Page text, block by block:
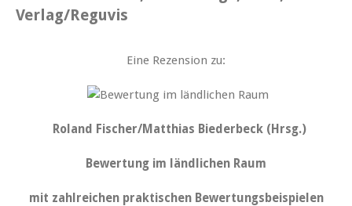
Verlag/Reguvis
Eine Rezension zu:
Roland Fischer/Matthias Biederbeck (Hrsg.)
Bewertung im ländlichen Raum
mit zahlreichen praktischen Bewertungsbeispielen